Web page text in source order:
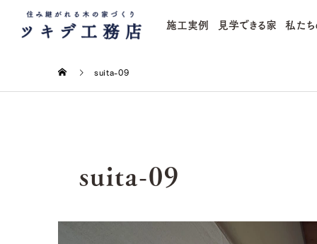
施工実例 見学できる家 私たち
suita-09
suita-09